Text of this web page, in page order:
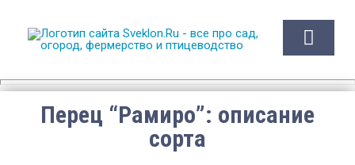
Sveklon.Ru – все про сад,
огород, фермерство и
птицеводство
Перец “Рамиро”: описание
сорта